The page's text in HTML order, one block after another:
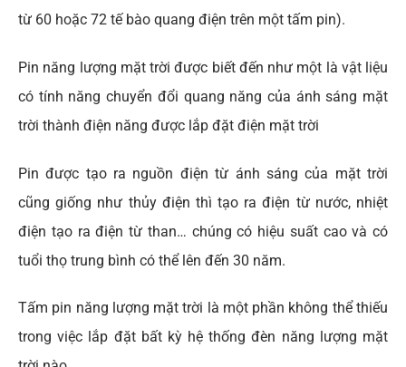
từ 60 hoặc 72 tế bào quang điện trên một tấm pin).
Pin năng lượng mặt trời được biết đến như một là vật liệu
có tính năng chuyển đổi quang năng của ánh sáng mặt
trời thành điện năng được lắp đặt điện mặt trời
Pin được tạo ra nguồn điện từ ánh sáng của mặt trời
cũng giống như thủy điện thì tạo ra điện từ nước, nhiệt
điện tạo ra điện từ than… chúng có hiệu suất cao và có
tuổi thọ trung bình có thể lên đến 30 năm.
Tấm pin năng lượng mặt trời là một phần không thể thiếu
trong việc lắp đặt bất kỳ hệ thống đèn năng lượng mặt